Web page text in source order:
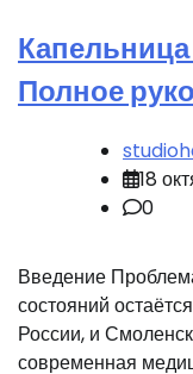
Полное
18
0
Введение
состояний
России, и
современная